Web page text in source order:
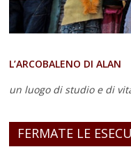
L’ARCOBALENO DI ALAN
un luogo di studio e di
FERMATE LE